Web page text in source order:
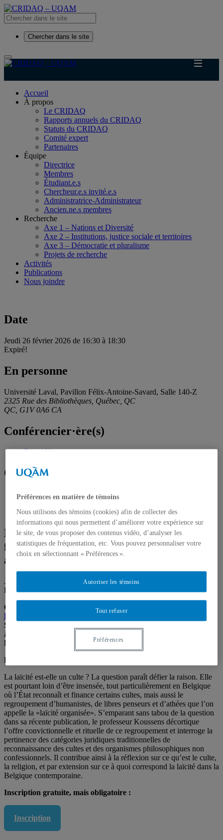
Chercher dans le site
Accueil
À propos
Le CRIDAQ
Rapports annuels du CRIDAQ
Statuts du CRIDAQ
Comité expert
Partenaires
Équipe
Directrice
Membres
Étudiant.e.s
Chercheur.e.s invité.e.s
Administratrice-Administrateur
Ancien.ne.s membres
Recherche
Axe 1 – Nations et Diversité
Axe 2 – Institutions, justice sociale et territoires
Axe 3 – Démocratie et pluralisme
Projets de recherche
Activités
Publications
Nous joindre
Date
Jeudi 26 février 2026 de 16:30 à 18:30
Expiré!
En personne
Université Laval, Pavillon Félix-Antoine-Savard, Salle 140-Z
2325 Rue des Bibliothèques, Québec, QC
QC, G1V 0A6 CA
Conférencier·ère(s)
David Koussens
Organisateur(s)
Chaire de leadership en enseignement jeunes et religions
Antenne CRIDAQ-ULaval
La laïcité organisée en Belgique
francophone. Un culte pas comme les
autres
Jeudi 26 février 2026 de 16:30 à 18:30 En personne
Laval, Pavillon Félix-Antoine-Savard, Salle 140-Z
Ce séminaire offert en formule 5 à 7 sera animé par
Koussens
Sherbrooke et auteur de l’ouvrage
Belgique francophone. Un culte pas comme les autres
Presses de l’Université de Bruxelles).
Résumé
La laïcité est-elle un culte ? La question paraît défier la raison. Elle
est pourtant loin d’être insensée, tout particulièrement en Belgique
où l’État reconnaît et finance certains cultes, mais aussi le
regroupement d’humanistes, de libres penseurs et d’athées que l’on
appelle la «laïcité organisée». S’emparant sans tabou de la question
dans sa récente publication, le professeur Koussens décortique
l’offre convictionnelle et rituelle de ce regroupement et interroge la
pertinence des catégories juridiques traditionnelles de
reconnaissance des cultes et des organismes philosophiques non
confessionnels. Il contribue ainsi à la réflexion sur ce qu’est le culte,
la religion, et par extension sur ce à quoi correspond la laïcité dans la
Belgique contemporaine.
Inscription gratuite, mais obligatoire :
Inscription
Préférences en matière de témoins
Nous utilisons des témoins (cookies) afin de collecter des
informations qui nous permettent d’améliorer votre expérience sur
le site, de vous proposer des contenus vidéo, d’analyser les
statistiques de fréquentation, etc. Vous pouvez personnaliser votre
choix en sélectionnant « Préférences ».
Tout refuser
Autoriser les témoins
Préférences